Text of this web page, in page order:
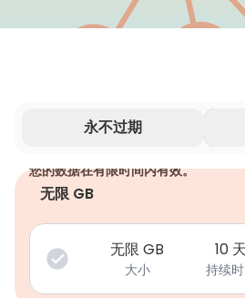
永不过期
您的数据在有限时间内有效。
无限 GB
无限 GB
大小
10 天
持续